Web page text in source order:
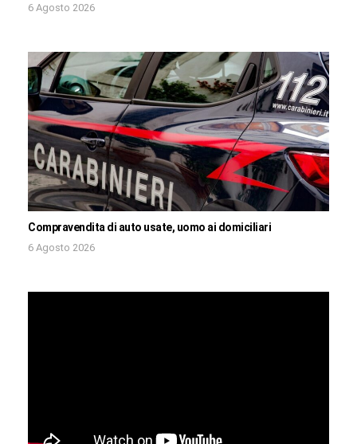
6 Agosto 2026
Compravendita di auto usate, uomo ai domiciliari
6 Agosto 2026